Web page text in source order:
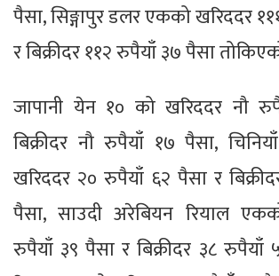
पैसा, सिङ्गापुर डलर एकको खरिददर
र बिक्रीदर ११२ रुपैयाँ ३७ पैसा
जापानी येन १० को खरिददर नौ
बिक्रीदर नौ रुपैयाँ १७ पैसा,
खरिददर २० रुपैयाँ ६२ पैसा र
पैसा, साउदी अरेबियन रियाल
रुपैयाँ ३९ पैसा र बिक्रीदर ३८ रुपैयाँ